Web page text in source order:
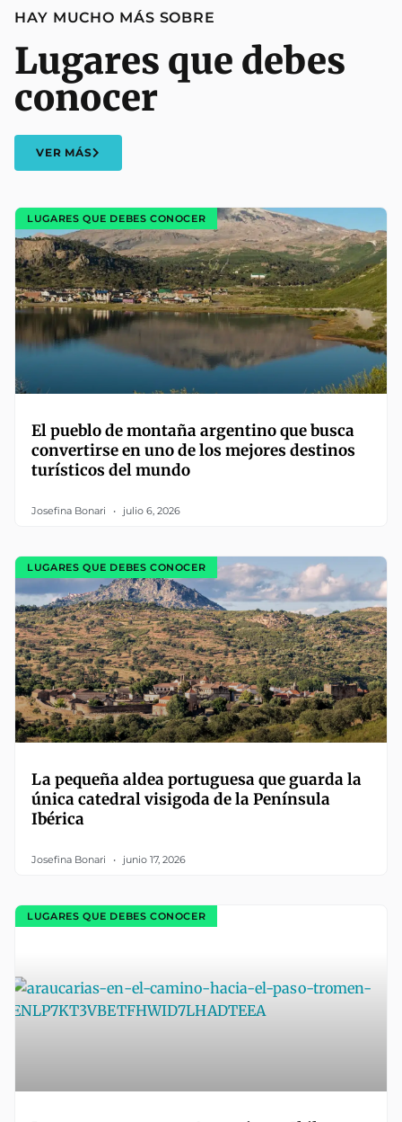
HAY MUCHO MÁS SOBRE
Lugares que debes
conocer
VER MÁS
LUGARES QUE DEBES CONOCER
El pueblo de montaña argentino que busca
convertirse en uno de los mejores destinos
turísticos del mundo
Josefina Bonari julio 6, 2026
LUGARES QUE DEBES CONOCER
La pequeña aldea portuguesa que guarda la
única catedral visigoda de la Península
Ibérica
Josefina Bonari junio 17, 2026
LUGARES QUE DEBES CONOCER